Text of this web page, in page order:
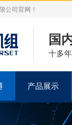
公司官网！
国
十多
产品展示